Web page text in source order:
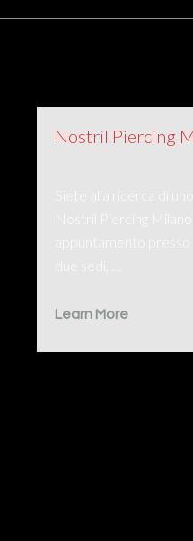
Nostril Piercing
Nostril Piercing
appuntamento presso
Learn More